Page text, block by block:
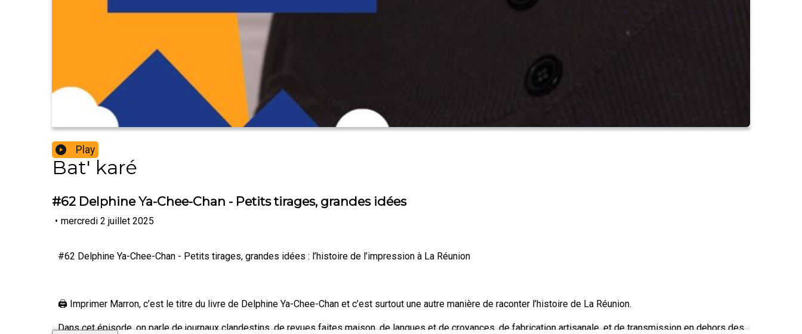
Play
Bat' karé
#62 Delphine Ya-Chee-Chan - Petits tirages, grandes idées
• mercredi 2 juillet 2025
#62 Delphine Ya-Chee-Chan - Petits tirages, grandes idées : l’histoire de l’impression à La Réunion
🖨️ Imprimer Marron, c’est le titre du livre de Delphine Ya-Chee-Chan et c’est surtout une autre manière de raconter l’histoire de La Réunion.
Dans cet épisode, on parle de journaux clandestins, de revues faites maison, de langues et de croyances, de fabrication artisanale, et de transmission en dehors des